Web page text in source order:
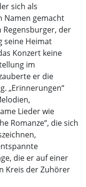
sich als
Namen gemacht
Regensburger, der
seine Heimat
Konzert keine
im
er die
„Erinnerungen“
Lieder wie
Romanze“, die sich
die er auf einer
Kreis der Zuhörer